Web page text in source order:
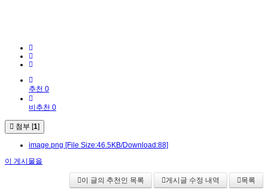
추천 0
비추천 0
첨부 [1]
image.png [File Size:46.5KB/Download:88]
이 게시물을
이 글의 추천인 목록 게시글 수정 내역 목록